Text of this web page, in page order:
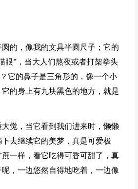
的，像我的文具半圆尺子；它的
眼”，当大人们熬夜或者打架拳头
它的鼻子是三角形的，像一个小
的身上有九块黑色的地方，就是
觉，当它看到我们进来时，懒懒
去继续它的美梦，真是可爱极
一样，看它吃得可香可甜了，真
，一边悠然自得地吃着，一边像